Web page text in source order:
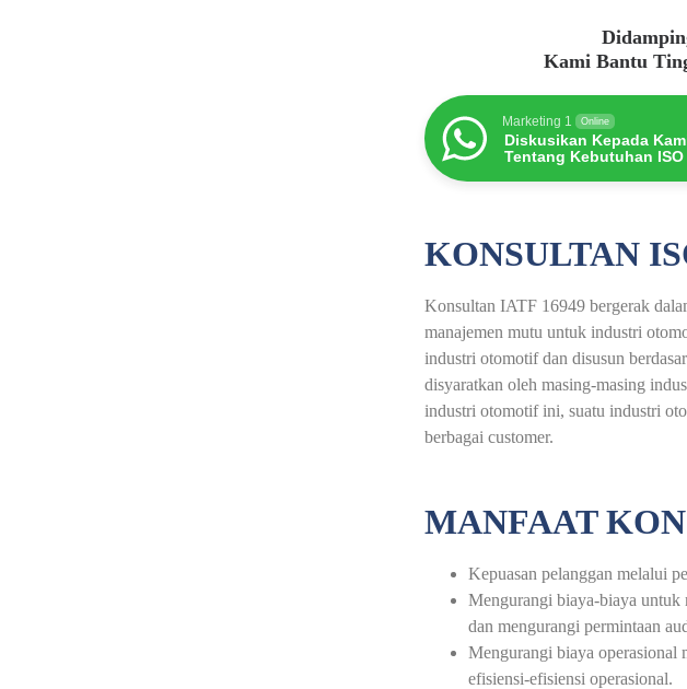
Kami Bantu
Marketing 1 Online
Diskusikan Kepada
Tentang Kebutuhan ISO
KONSULTAN
Konsultan IATF 16949 bergerak
manajemen mutu untuk industri
industri otomotif dan disusun
disyaratkan oleh masing-masing
industri otomotif ini, suatu industri
berbagai customer.
MANFAAT
Kepuasan pelanggan melalui
Mengurangi biaya-biaya untuk
dan mengurangi permintaan
Mengurangi biaya operasional
efisiensi-efisiensi operasional.